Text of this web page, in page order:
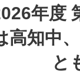
年度
高知中
と